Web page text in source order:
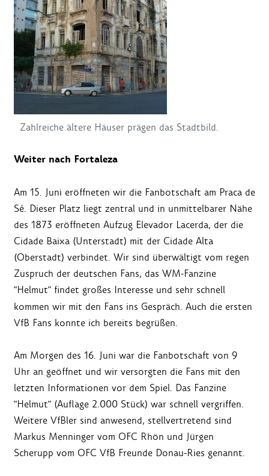
Zahlreiche ältere Häuser prägen das Stadtbild.
Weiter nach Fortaleza
Am 15. Juni eröffneten wir die Fanbotschaft am Praca de
Sé. Dieser Platz liegt zentral und in unmittelbarer Nähe
des 1873 eröffneten Aufzug Elevador Lacerda, der die
Cidade Baixa (Unterstadt) mit der Cidade Alta
(Oberstadt) verbindet. Wir sind überwältigt vom regen
Zuspruch der deutschen Fans, das WM-Fanzine
"Helmut" findet großes Interesse und sehr schnell
kommen wir mit den Fans ins Gespräch. Auch die ersten
VfB Fans konnte ich bereits begrüßen.
Am Morgen des 16. Juni war die Fanbotschaft von 9
Uhr an geöffnet und wir versorgten die Fans mit den
letzten Informationen vor dem Spiel. Das Fanzine
"Helmut" (Auflage 2.000 Stück) war schnell vergriffen.
Weitere VfBler sind anwesend, stellvertretend sind
Markus Menninger vom OFC Rhön und Jürgen
Scherupp vom OFC VfB Freunde Donau-Ries genannt.